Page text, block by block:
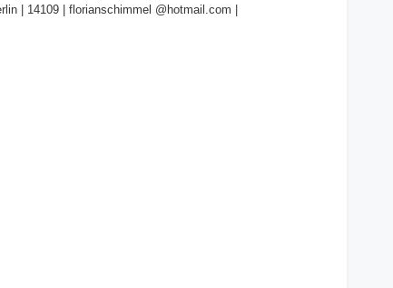
| 14109 | florianschimmel @hotmail.com |